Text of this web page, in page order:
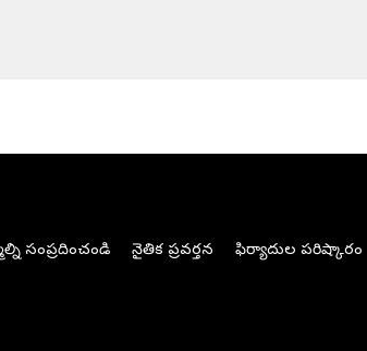
సంప్రదించండి నైతిక ప్రవర్తన ఫిర్యాదుల పరిష్కారం